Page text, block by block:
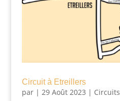
Circuit à Etreillers
par | 29 Août 2023 | Circuits